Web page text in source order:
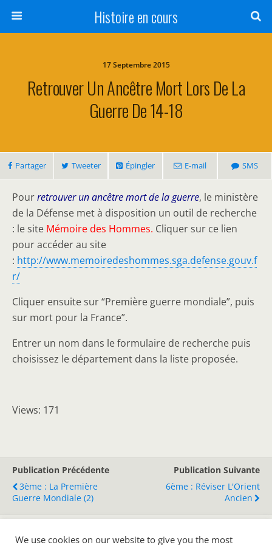
Histoire en cours
17 Septembre 2015
Retrouver Un Ancêtre Mort Lors De La
Guerre De 14-18
Partager Tweeter Épingler E-mail SMS
Pourretrouver un ancêtre mort de la guerre, le ministère
de la Défense met à disposition un outil de recherche
: le site Mémoire des Hommes. Cliquer sur ce lien
pour accéder au site
: http://www.memoiredeshommes.sga.defense.gouv.f
r/
Cliquer ensuite sur “Première guerre mondiale”, puis
sur mort pour la France”.
Entrer un nom dans le formulaire de recherche puis
choisissez le département dans la liste proposée.
Views: 171
Publication Précédente
3ème : La Première
Guerre Mondiale (2)
Publication Suivante
6ème : Réviser L'Orient
Ancien
We use cookies on our website to give you the most